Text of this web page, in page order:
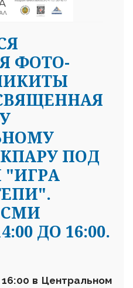
ФОТО-
ПОД
СМИ
ДО 16:00.
в Центральном